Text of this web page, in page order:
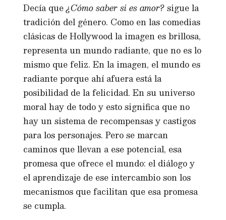
Decía que¿Cómo saber si es amor?sigue la
tradición del género. Como en las comedias
clásicas de Hollywood la imagen es brillosa,
representa un mundo radiante, que no es lo
mismo que feliz. En la imagen, el mundo es
radiante porque ahí afuera está la
posibilidad de la felicidad. En su universo
moral hay de todo y esto significa que no
hay un sistema de recompensas y castigos
para los personajes. Pero se marcan
caminos que llevan a ese potencial, esa
promesa que ofrece el mundo: el diálogo y
el aprendizaje de ese intercambio son los
mecanismos que facilitan que esa promesa
se cumpla.